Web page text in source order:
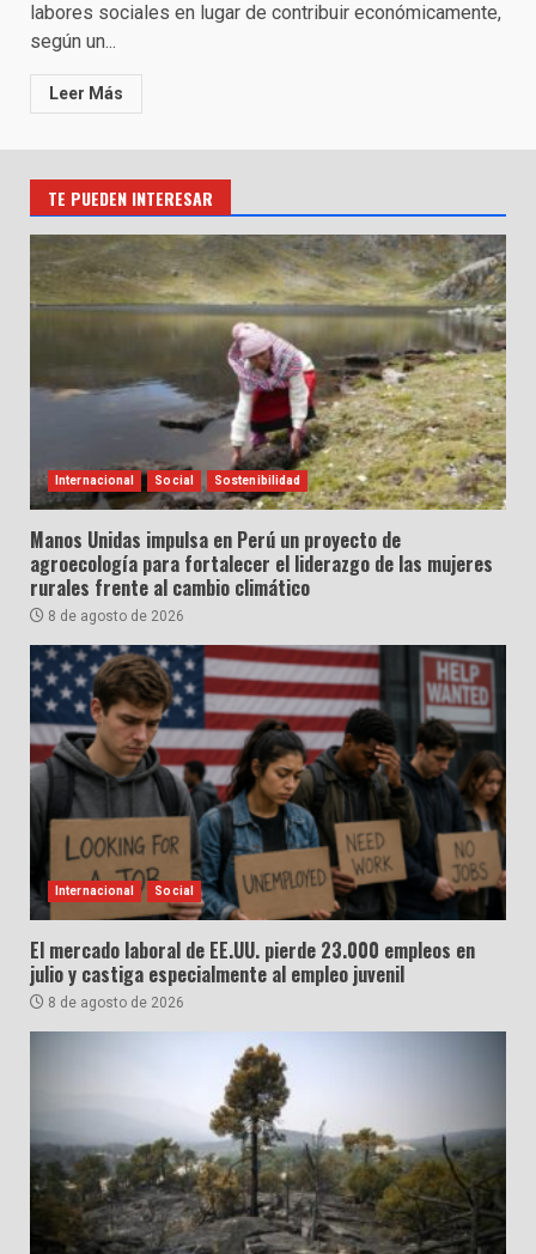
labores sociales en lugar de contribuir económicamente,
según un...
Leer Más
TE PUEDEN INTERESAR
Internacional Social Sostenibilidad
Manos Unidas impulsa en Perú un proyecto de
agroecología para fortalecer el liderazgo de las mujeres
rurales frente al cambio climático
8 de agosto de 2026
Internacional Social
El mercado laboral de EE.UU. pierde 23.000 empleos en
julio y castiga especialmente al empleo juvenil
8 de agosto de 2026